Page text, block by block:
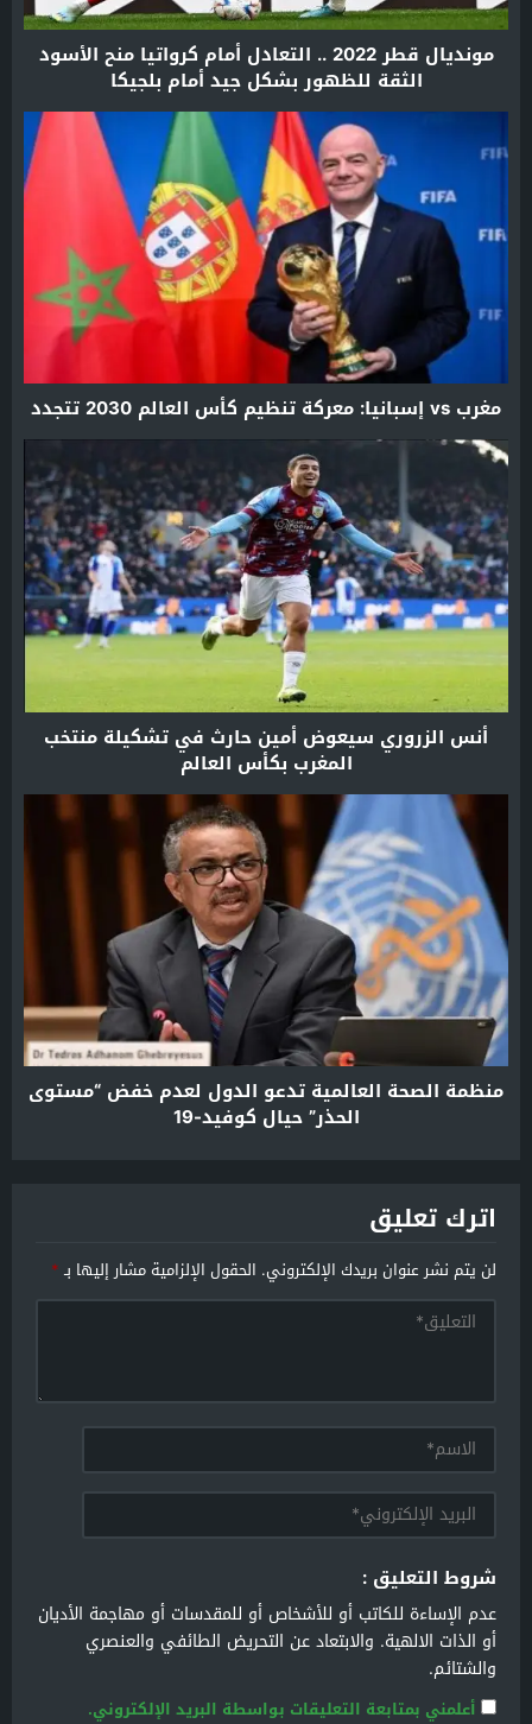
مونديال قطر 2022 .. التعادل أمام كرواتيا منح الأسود
الثقة للظهور بشكل جيد أمام بلجيكا
مغرب vs إسبانيا: معركة تنظيم كأس العالم 2030 تتجدد
أنس الزروري سيعوض أمين حارث في تشكيلة منتخب
المغرب بكأس العالم
منظمة الصحة العالمية تدعو الدول لعدم خفض “مستوى
الحذر” حيال كوفيد-19
اترك تعليق
لن يتم نشر عنوان بريدك الإلكتروني. الحقول الإلزامية مشار إليها بـ*
شروط التعليق :
عدم الإساءة للكاتب أو للأشخاص أو للمقدسات أو مهاجمة الأديان
أو الذات الالهية. والابتعاد عن التحريض الطائفي والعنصري
والشتائم.
أعلمني بمتابعة التعليقات بواسطة البريد الإلكتروني.